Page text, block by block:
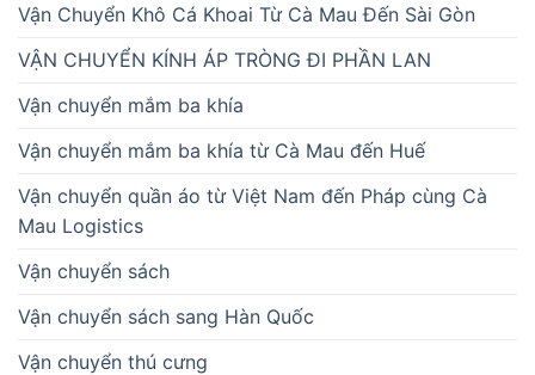
Vận Chuyển Khô Cá Khoai Từ Cà Mau Đến Sài Gòn
VẬN CHUYỂN KÍNH ÁP TRÒNG ĐI PHẦN LAN
Vận chuyển mắm ba khía
Vận chuyển mắm ba khía từ Cà Mau đến Huế
Vận chuyển quần áo từ Việt Nam đến Pháp cùng Cà
Mau Logistics
Vận chuyển sách
Vận chuyển sách sang Hàn Quốc
Vận chuyển thú cưng